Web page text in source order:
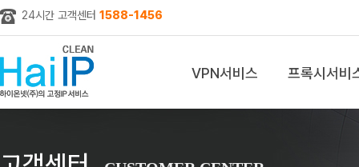
24시간 고객센터 1588-1456
VPN서비스 프록시서비